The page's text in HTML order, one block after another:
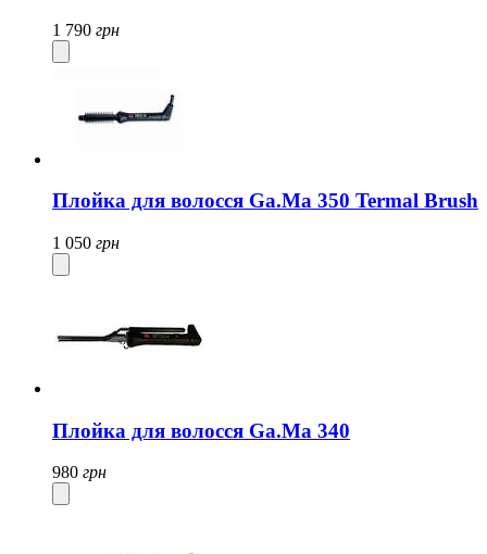
1 790 грн
Плойка для волосся Ga.Ma 350 Termal Brush
1 050 грн
Плойка для волосся Ga.Ma 340
980 грн